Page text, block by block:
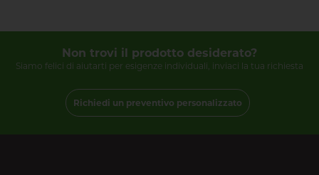
Non trovi il prodotto desiderato?
Siamo felici di aiutarti per esigenze individuali, inviaci la tua richiesta
Richiedi un preventivo personalizzato